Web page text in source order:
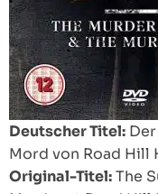
Deutscher Titel:
Mord von Road Hill
Original-Titel:The